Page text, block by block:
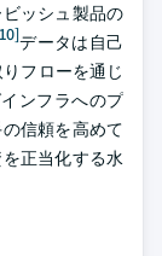
ッシュ製品の
データは自己
フローを通じ
ンフラへのプ
信頼を高めて
正当化する水